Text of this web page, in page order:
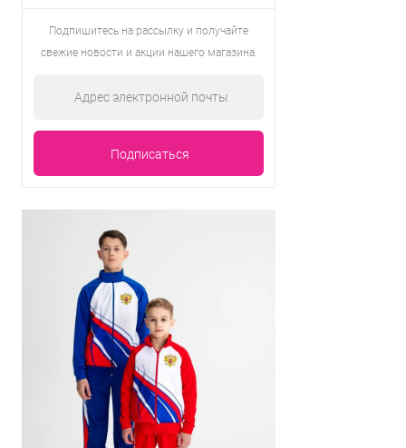
Подпишитесь на рассылку и получайте
свежие новости и акции нашего магазина.